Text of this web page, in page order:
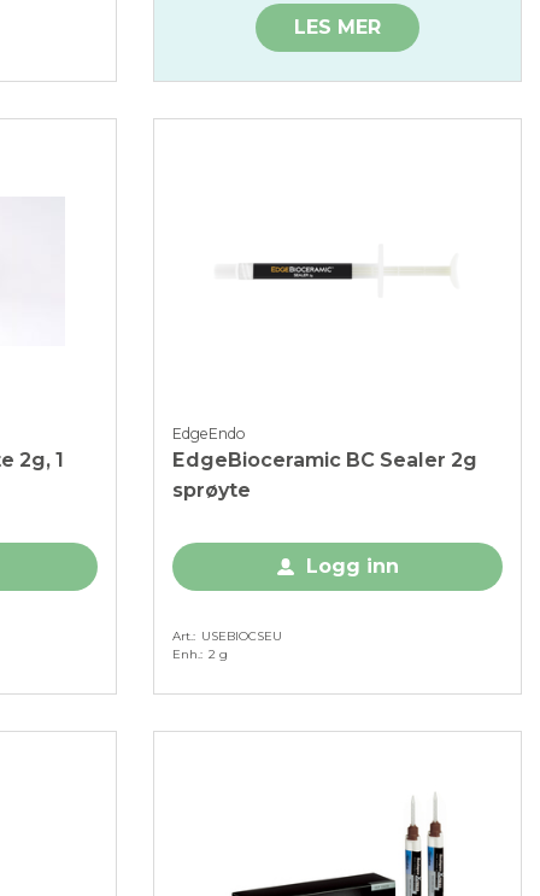
2g, 1
EdgeEndo
EdgeBioceramic BC Sealer 2g
sprøyte
Logg inn
Art.
USEBIOCSEU
Enh. 2 g
LES MER